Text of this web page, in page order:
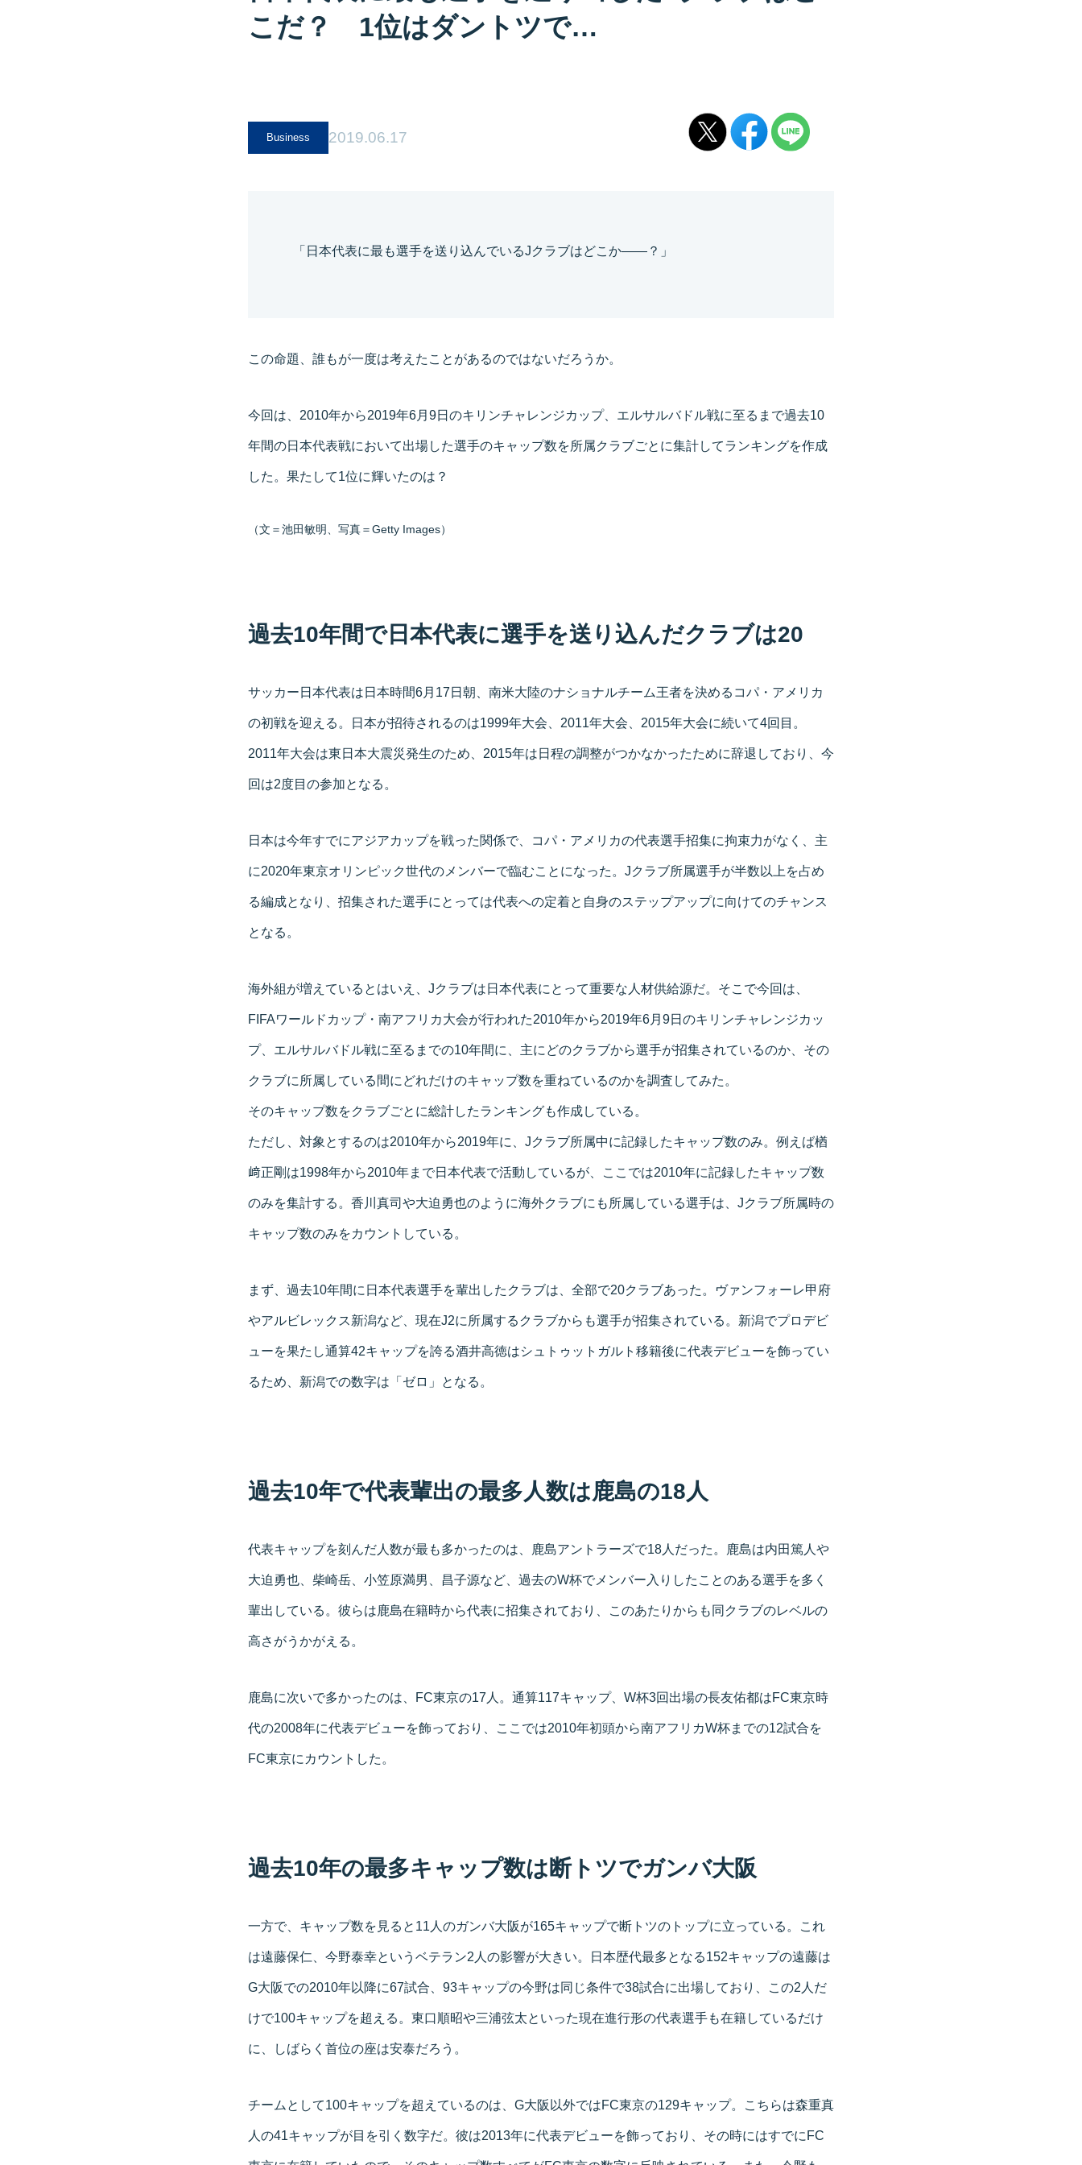
こだ？ 1位はダントツで…
Business 2019.06.17
「日本代表に最も選手を送り込んでいるJクラブはどこか――？」
この命題、誰もが一度は考えたことがあるのではないだろうか。
今回は、2010年から2019年6月9日のキリンチャレンジカップ、エルサルバドル戦に至るまで過去10
年間の日本代表戦において出場した選手のキャップ数を所属クラブごとに集計してランキングを作成
した。果たして1位に輝いたのは？
（文＝池田敏明、写真＝Getty Images）
過去10年間で日本代表に選手を送り込んだクラブは20
サッカー日本代表は日本時間6月17日朝、南米大陸のナショナルチーム王者を決めるコパ・アメリカ
の初戦を迎える。日本が招待されるのは1999年大会、2011年大会、2015年大会に続いて4回目。
2011年大会は東日本大震災発生のため、2015年は日程の調整がつかなかったために辞退しており、今
回は2度目の参加となる。
日本は今年すでにアジアカップを戦った関係で、コパ・アメリカの代表選手招集に拘束力がなく、主
に2020年東京オリンピック世代のメンバーで臨むことになった。Jクラブ所属選手が半数以上を占め
る編成となり、招集された選手にとっては代表への定着と自身のステップアップに向けてのチャンス
となる。
海外組が増えているとはいえ、Jクラブは日本代表にとって重要な人材供給源だ。そこで今回は、
FIFAワールドカップ・南アフリカ大会が行われた2010年から2019年6月9日のキリンチャレンジカッ
プ、エルサルバドル戦に至るまでの10年間に、主にどのクラブから選手が招集されているのか、その
クラブに所属している間にどれだけのキャップ数を重ねているのかを調査してみた。
そのキャップ数をクラブごとに総計したランキングも作成している。
ただし、対象とするのは2010年から2019年に、Jクラブ所属中に記録したキャップ数のみ。例えば楢
﨑正剛は1998年から2010年まで日本代表で活動しているが、ここでは2010年に記録したキャップ数
のみを集計する。香川真司や大迫勇也のように海外クラブにも所属している選手は、Jクラブ所属時の
キャップ数のみをカウントしている。
まず、過去10年間に日本代表選手を輩出したクラブは、全部で20クラブあった。ヴァンフォーレ甲府
やアルビレックス新潟など、現在J2に所属するクラブからも選手が招集されている。新潟でプロデビ
ューを果たし通算42キャップを誇る酒井高徳はシュトゥットガルト移籍後に代表デビューを飾ってい
るため、新潟での数字は「ゼロ」となる。
過去10年で代表輩出の最多人数は鹿島の18人
代表キャップを刻んだ人数が最も多かったのは、鹿島アントラーズで18人だった。鹿島は内田篤人や
大迫勇也、柴崎岳、小笠原満男、昌子源など、過去のW杯でメンバー入りしたことのある選手を多く
輩出している。彼らは鹿島在籍時から代表に招集されており、このあたりからも同クラブのレベルの
高さがうかがえる。
鹿島に次いで多かったのは、FC東京の17人。通算117キャップ、W杯3回出場の長友佑都はFC東京時
代の2008年に代表デビューを飾っており、ここでは2010年初頭から南アフリカW杯までの12試合を
FC東京にカウントした。
過去10年の最多キャップ数は断トツでガンバ大阪
一方で、キャップ数を見ると11人のガンバ大阪が165キャップで断トツのトップに立っている。これ
は遠藤保仁、今野泰幸というベテラン2人の影響が大きい。日本歴代最多となる152キャップの遠藤は
G大阪での2010年以降に67試合、93キャップの今野は同じ条件で38試合に出場しており、この2人だ
けで100キャップを超える。東口順昭や三浦弦太といった現在進行形の代表選手も在籍しているだけ
に、しばらく首位の座は安泰だろう。
チームとして100キャップを超えているのは、G大阪以外ではFC東京の129キャップ。こちらは森重真
人の41キャップが目を引く数字だ。彼は2013年に代表デビューを飾っており、その時にはすでにFC